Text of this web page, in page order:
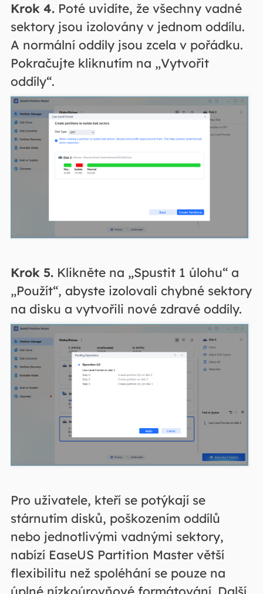
Krok 4.Poté uvidíte, že všechny vadné
sektory jsou izolovány v jednom oddílu.
A normální oddíly jsou zcela v pořádku.
Pokračujte kliknutím na „Vytvořit
oddíly“.
Krok 5.Klikněte na „Spustit 1 úlohu“ a
„Použít“, abyste izolovali chybné sektory
na disku a vytvořili nové zdravé oddíly.
Pro uživatele, kteří se potýkají se
stárnutím disků, poškozením oddílů
nebo jednotlivými vadnými sektory,
nabízí EaseUS Partition Master větší
flexibilitu než spoléhání se pouze na